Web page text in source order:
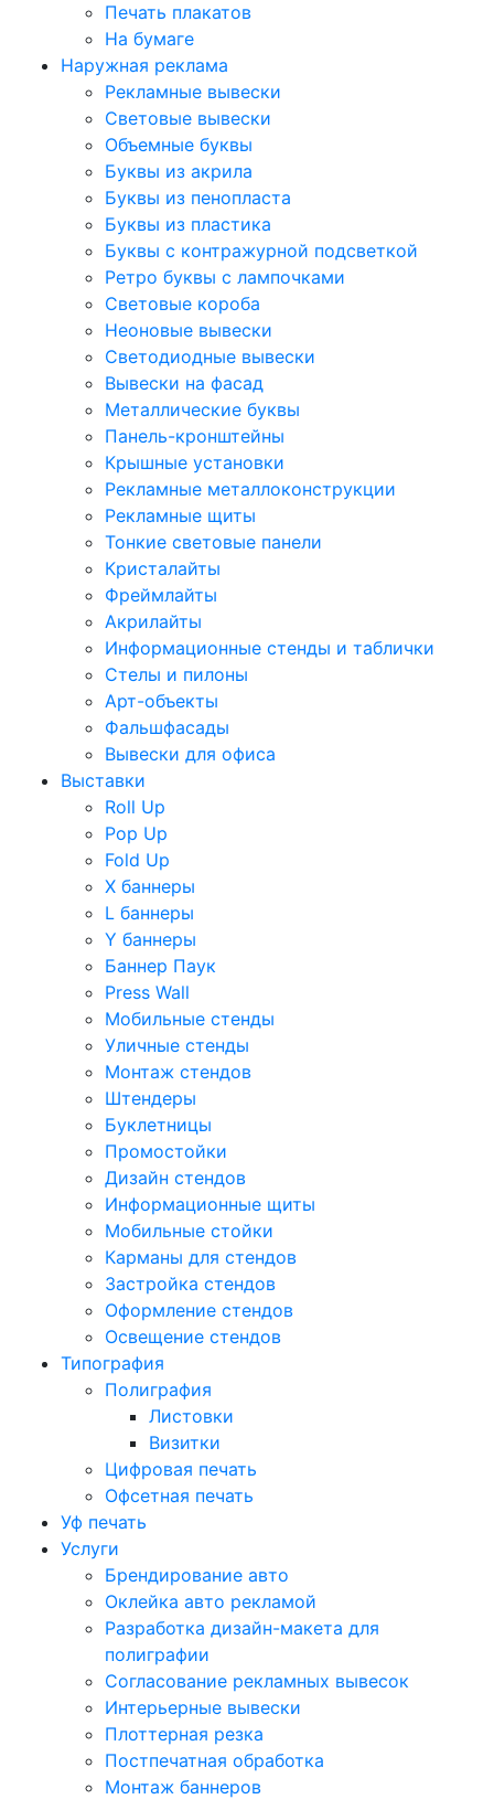
Печать плакатов
На бумаге
Наружная реклама
Рекламные вывески
Световые вывески
Объемные буквы
Буквы из акрила
Буквы из пенопласта
Буквы из пластика
Буквы с контражурной подсветкой
Ретро буквы с лампочками
Световые короба
Неоновые вывески
Светодиодные вывески
Вывески на фасад
Металлические буквы
Панель-кронштейны
Крышные установки
Рекламные металлоконструкции
Рекламные щиты
Тонкие световые панели
Кристалайты
Фреймлайты
Акрилайты
Информационные стенды и таблички
Стелы и пилоны
Арт-объекты
Фальшфасады
Вывески для офиса
Выставки
Roll Up
Pop Up
Fold Up
Х баннеры
L баннеры
Y баннеры
Баннер Паук
Press Wall
Мобильные стенды
Уличные стенды
Монтаж стендов
Штендеры
Буклетницы
Промостойки
Дизайн стендов
Информационные щиты
Мобильные стойки
Карманы для стендов
Застройка стендов
Оформление стендов
Освещение стендов
Типография
Полиграфия
Листовки
Визитки
Цифровая печать
Офсетная печать
Уф печать
Услуги
Брендирование авто
Оклейка авто рекламой
Разработка дизайн-макета для
полиграфии
Согласование рекламных вывесок
Интерьерные вывески
Плоттерная резка
Постпечатная обработка
Монтаж баннеров